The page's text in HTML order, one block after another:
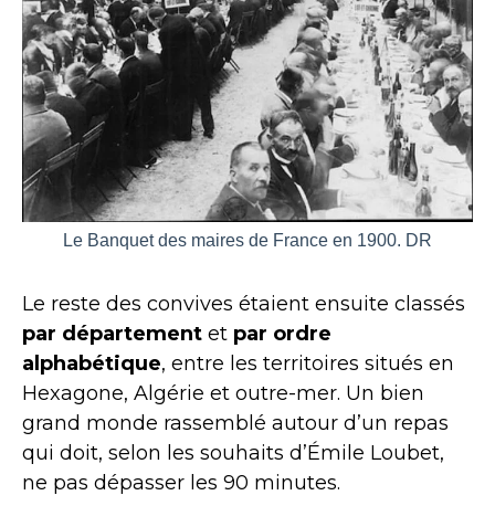
Le Banquet des maires de France en 1900. DR
Le reste des convives étaient ensuite classés
par département et par ordre
alphabétique, entre les territoires situés en
Hexagone, Algérie et outre-mer. Un bien
grand monde rassemblé autour d’un repas
qui doit, selon les souhaits d’Émile Loubet,
ne pas dépasser les 90 minutes.